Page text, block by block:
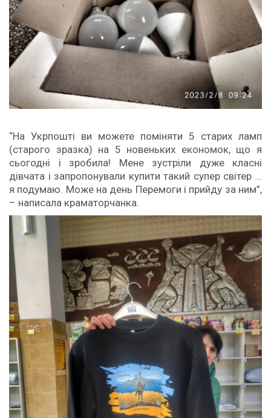
“На Укрпошті ви можете поміняти 5 старих ламп
(старого зразка) на 5 новеньких економок, що я
сьогодні і зробила! Мене зустріли дуже класні
дівчата і запропонували купити такий супер світер …
я подумаю. Може на день Перемоги і прийду за ним”,
– написала краматорчанка.